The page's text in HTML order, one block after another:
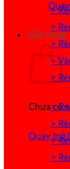
Giỏ hàng
Chưa có
Quay trở
>
>
>
>
>
>
>
>
>